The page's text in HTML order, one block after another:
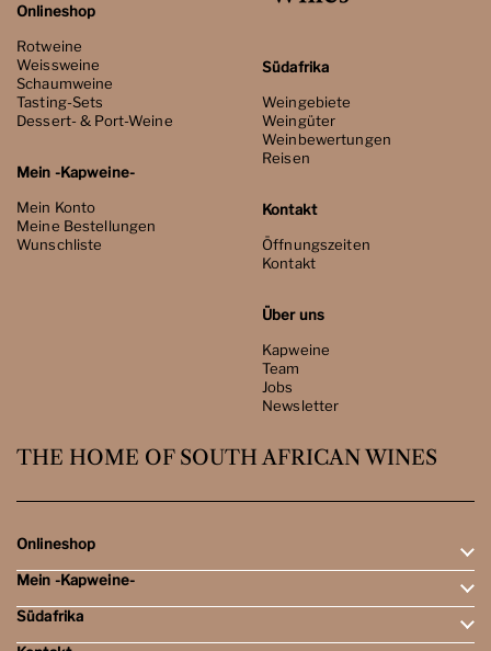
Onlineshop
Rotweine
Weissweine
Schaumweine
Tasting-Sets
Dessert- & Port-Weine
Mein -Kapweine-
Mein Konto
Meine Bestellungen
Wunschliste
Südafrika
Weingebiete
Weingüter
Weinbewertungen
Reisen
Kontakt
Öffnungszeiten
Kontakt
Über uns
Kapweine
Team
Jobs
Newsletter
THE HOME OF SOUTH AFRICAN WINES
Onlineshop
Rotweine
Weissweine
Schaumweine
Tasting-Sets
Mein -Kapweine-
Mein Konto
Meine Bestellungen
Südafrika